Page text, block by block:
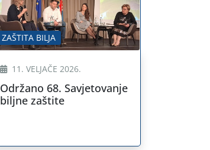
ZAŠTITA BILJA
11. VELJAČE 2026.
Održano 68. Savjetovanje
biljne zaštite